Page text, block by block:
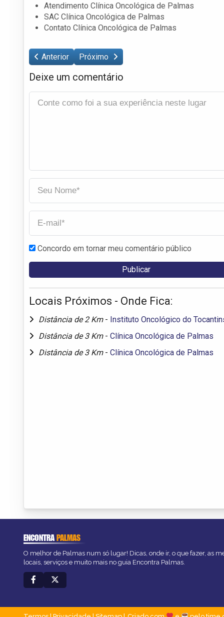
Atendimento Clínica Oncológica de Palmas
SAC Clínica Oncológica de Palmas
Contato Clínica Oncológica de Palmas
Anterior Próximo
Deixe um comentário
Concordo em tornar meu comentário público
Locais Próximos - Onde Fica:
Distância de 2 Km - Instituto Oncológico do
Distância de 3 Km - Clínica Oncológica de Palmas
Distância de 3 Km - Clínica Oncológica de Palmas
ENCONTRAPALMAS
O melhor de Palmas num só lugar! Dicas, onde ir, o que fazer, as
locais, serviços e muito mais no guia Encontra Palmas.